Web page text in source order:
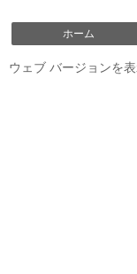
ホーム
ウェブ バージョンを